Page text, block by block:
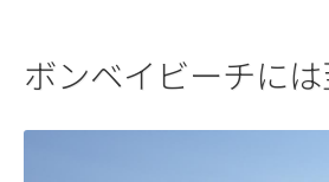
ボンベイビーチに